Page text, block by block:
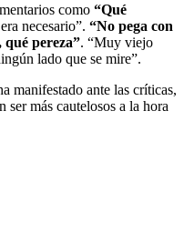
como “Qué
necesario”. “No pega con
pereza”. “Muy viejo
lado que se mire”.
manifestado ante las críticas,
ser más cautelosos a la hora